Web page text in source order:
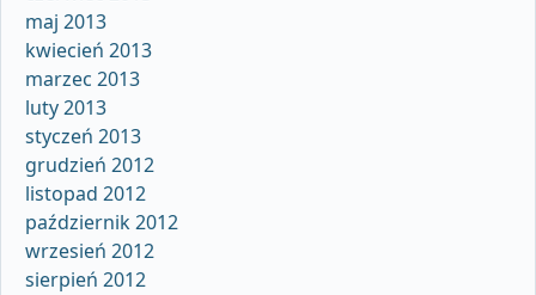
maj 2013
kwiecień 2013
marzec 2013
luty 2013
styczeń 2013
grudzień 2012
listopad 2012
październik 2012
wrzesień 2012
sierpień 2012